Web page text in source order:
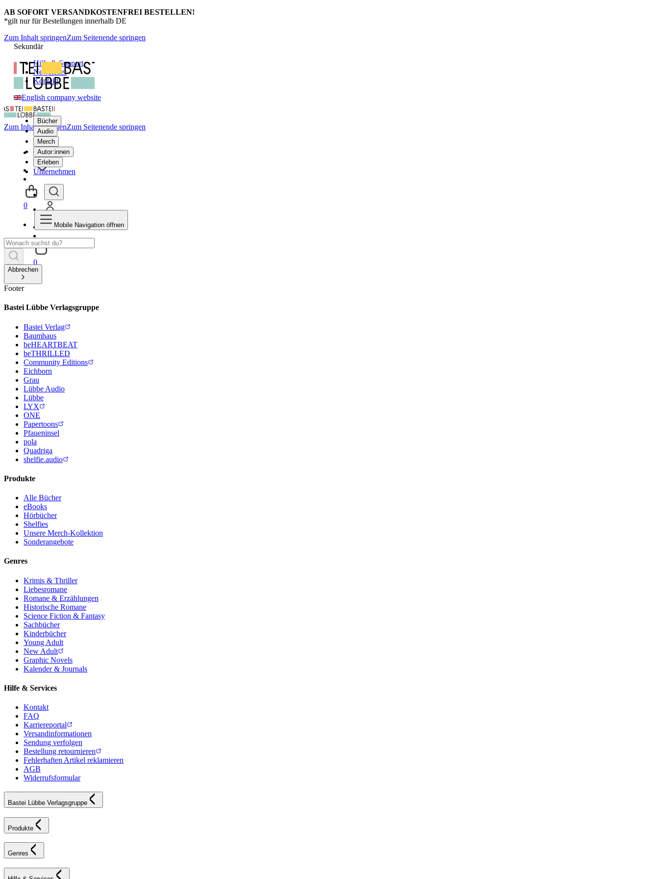
AB SOFORT VERSANDKOSTENFREI BESTELLEN!
*gilt nur für Bestellungen innerhalb DE
Zum Inhalt springenZum Seitenende springen
Sekundär
Hilfe & Support
Newsletter
Kontakt
English company website
Bücher
Audio
Merch
Autor:innen
Erleben
Unternehmen
0
Zum Inhalt springenZum Seitenende springen
0
Mobile Navigation öffnen
Abbrechen
Footer
Bastei Lübbe Verlagsgruppe
Bastei Verlag
Baumhaus
beHEARTBEAT
beTHRILLED
Community Editions
Eichborn
Grau
Lübbe Audio
Lübbe
LYX
ONE
Papertoons
Pfaueninsel
pola
Quadriga
shelfie.audio
Produkte
Alle Bücher
eBooks
Hörbücher
Shelfies
Unsere Merch-Kollektion
Sonderangebote
Genres
Krimis & Thriller
Liebesromane
Romane & Erzählungen
Historische Romane
Science Fiction & Fantasy
Sachbücher
Kinderbücher
Young Adult
New Adult
Graphic Novels
Kalender & Journals
Hilfe & Services
Kontakt
FAQ
Karriereportal
Versandinformationen
Sendung verfolgen
Bestellung retournieren
Fehlerhaften Artikel reklamieren
AGB
Widerrufsformular
Bastei Lübbe Verlagsgruppe
Produkte
Genres